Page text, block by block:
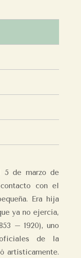
5 de marzo de
con el
Era hija
ya no ejercía,
– 1920), uno
de la
artísticamente.